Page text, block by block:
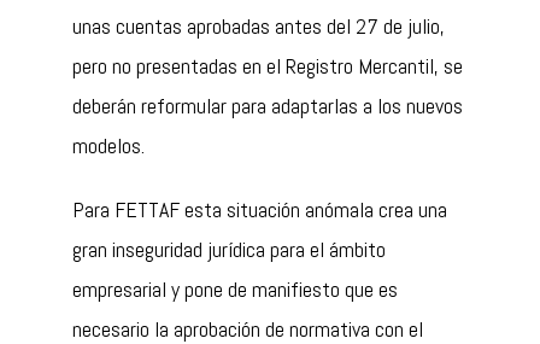
unas cuentas aprobadas antes del 27 de julio,
pero no presentadas en el Registro Mercantil, se
deberán reformular para adaptarlas a los nuevos
modelos.
Para FETTAF esta situación anómala crea una
gran inseguridad jurídica para el ámbito
empresarial y pone de manifiesto que es
necesario la aprobación de normativa con el